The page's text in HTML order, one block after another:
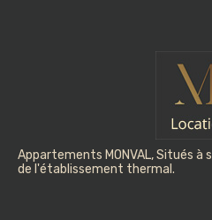
Appartements MONVAL, Situés
de l'établissement thermal.